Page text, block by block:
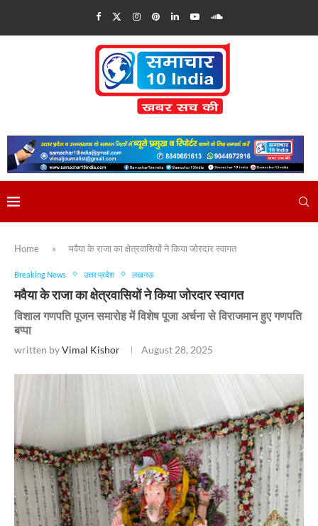
Home » मवैया के राजा का क्षेत्रवासियों ने किया जोरदार स्वागत
Breaking News उत्तर प्रदेश लखनऊ
मवैया के राजा का क्षेत्रवासियों ने किया जोरदार स्वागत
विशाल गणपति पूजन समारोह में विशेष पूजा अर्चना से विराजमान हुए गणपति
बप्पा
written byVimal Kishor August 28, 2025